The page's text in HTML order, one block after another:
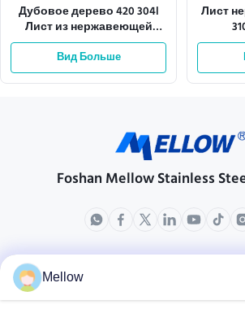
Дубовое дерево 420 304l
Лист из нержавеющей
стали для облицовки стен
Вид Больше
Лист
Foshan Mellow Stainless
продукты
Mellow